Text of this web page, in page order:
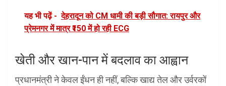
यह भी पढ़ें - देहरादून को CM धामी की बड़ी सौगात: रायपुर और
प्रेमनगर में मात्र ₹150 में हो रही ECG
खेती और खान-पान में बदलाव का आह्वान
प्रधानमंत्री ने केवल ईंधन ही नहीं, बल्कि खाद्य तेल और उर्वरकों